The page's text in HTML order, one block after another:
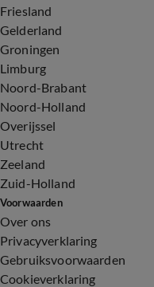
Friesland
Gelderland
Groningen
Limburg
Noord-Brabant
Noord-Holland
Overijssel
Utrecht
Zeeland
Zuid-Holland
Voorwaarden
Over ons
Privacyverklaring
Gebruiksvoorwaarden
Cookieverklaring